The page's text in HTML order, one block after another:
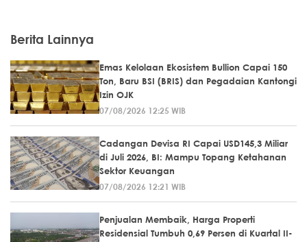
Berita Lainnya
Emas Kelolaan Ekosistem Bullion Capai 150
Ton, Baru BSI (BRIS) dan Pegadaian Kantongi
Izin OJK
07/08/2026 12:25 WIB
Cadangan Devisa RI Capai USD145,3 Miliar
di Juli 2026, BI: Mampu Topang Ketahanan
Sektor Keuangan
07/08/2026 12:21 WIB
Penjualan Membaik, Harga Properti
Residensial Tumbuh 0,69 Persen di Kuartal II-